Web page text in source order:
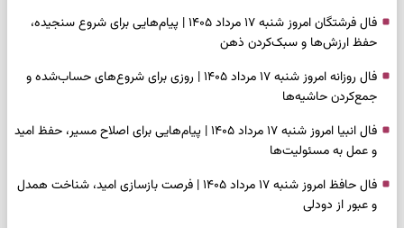
فال فرشتگان امروز شنبه ۱۷ مرداد ۱۴۰۵ | پیام‌هایی برای شروع سنجیده،
حفظ ارزش‌ها و سبک‌کردن ذهن
فال روزانه امروز شنبه ۱۷ مرداد ۱۴۰۵ | روزی برای شروع‌های حساب‌شده و
جمع‌کردن حاشیه‌ها
فال انبیا امروز شنبه ۱۷ مرداد ۱۴۰۵ | پیام‌هایی برای اصلاح مسیر، حفظ امید
و عمل به مسئولیت‌ها
فال حافظ امروز شنبه ۱۷ مرداد ۱۴۰۵ | فرصت بازسازی امید، شناخت همدل
و عبور از دودلی